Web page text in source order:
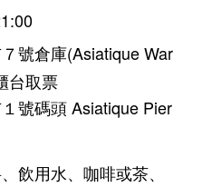
號倉庫(Asiatique War
台取票
號碼頭 Asiatique Pier
飲用水、咖啡或茶、